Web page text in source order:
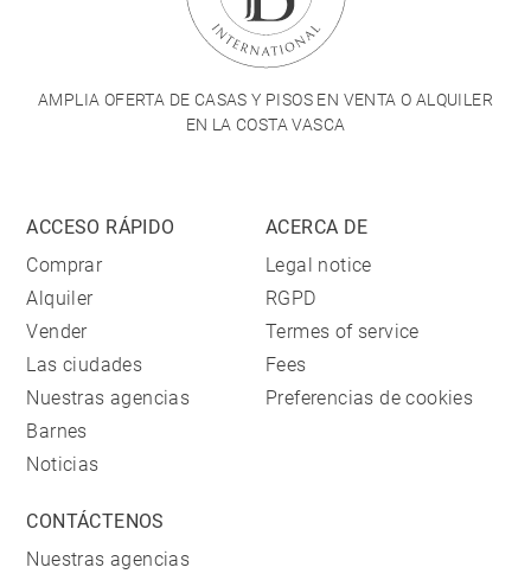
AMPLIA OFERTA DE CASAS Y PISOS EN VENTA O ALQUILER
EN LA COSTA VASCA
ACCESO RÁPIDO
Comprar
Alquiler
Vender
Las ciudades
Nuestras agencias
Barnes
Noticias
ACERCA DE
Legal notice
RGPD
Termes of service
Fees
Preferencias de cookies
CONTÁCTENOS
Nuestras agencias